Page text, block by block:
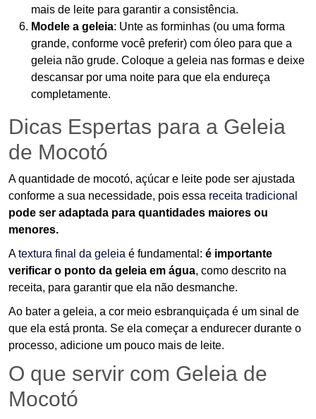
mais de leite para garantir a consistência.
Modele a geleia: Unte as forminhas (ou uma forma
grande, conforme você preferir) com óleo para que a
geleia não grude. Coloque a geleia nas formas e deixe
descansar por uma noite para que ela endureça
completamente.
Dicas Espertas para a Geleia
de Mocotó
A quantidade de mocotó, açúcar e leite pode ser ajustada
conforme a sua necessidade, pois essa receita tradicional
pode ser adaptada para quantidades maiores ou
menores.
Atextura final da geleia é fundamental: é importante
verificar o ponto da geleia em água, como descrito na
receita, para garantir que ela não desmanche.
Ao bater a geleia, a cor meio esbranquiçada é um sinal de
que ela está pronta. Se ela começar a endurecer durante o
processo, adicione um pouco mais de leite.
O que servir com Geleia de
Mocotó